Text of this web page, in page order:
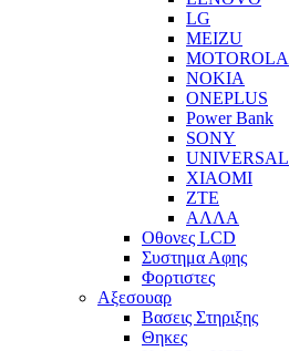
LG
MEIZU
MOTOROLA
NOKIA
ONEPLUS
Power Bank
SONY
UNIVERSAL
XIAOMI
ZTE
ΑΛΛΑ
Οθονες LCD
Συστημα Αφης
Φορτιστες
Αξεσουαρ
Βασεις Στηριξης
Θηκες